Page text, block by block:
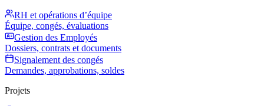
RH et opérations d’équipe
Équipe, congés, évaluations
Gestion des Employés
Dossiers, contrats et documents
Signalement des congés
Demandes, approbations, soldes
Projets